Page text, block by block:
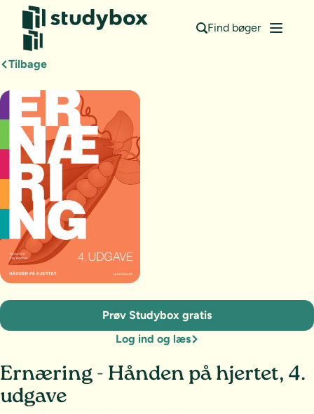
Find bøger
Tilbage
Ernæring - Hånden på hjertet, 4.
udgave
Prøv Studybox gratis
Log ind og læs